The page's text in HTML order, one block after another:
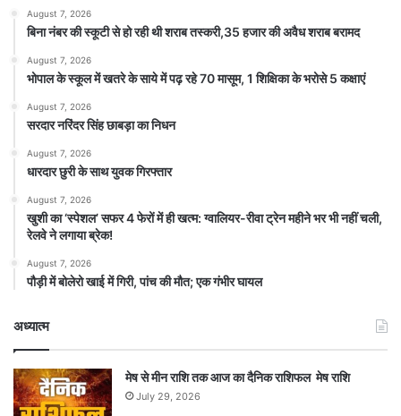
August 7, 2026
बिना नंबर की स्कूटी से हो रही थी शराब तस्करी,35 हजार की अवैध शराब बरामद
August 7, 2026
भोपाल के स्कूल में खतरे के साये में पढ़ रहे 70 मासूम, 1 शिक्षिका के भरोसे 5 कक्षाएं
August 7, 2026
सरदार नरिंदर सिंह छाबड़ा का निधन
August 7, 2026
धारदार छुरी के साथ युवक गिरफ्तार
August 7, 2026
खुशी का ‘स्पेशल’ सफर 4 फेरों में ही खत्म: ग्वालियर-रीवा ट्रेन महीने भर भी नहीं चली,
रेलवे ने लगाया ब्रेक!
August 7, 2026
पौड़ी में बोलेरो खाई में गिरी, पांच की मौत; एक गंभीर घायल
अध्यात्म
मेष से मीन राशि तक आज का दैनिक राशिफल मेष राशि
July 29, 2026